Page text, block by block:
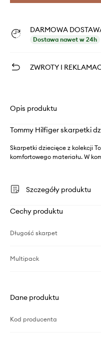
DARMOWA
Dostawa nawet w 24h
ZWROTY I
Opis produktu
Tommy Hilfiger skarpetki
Skarpetki dziecięce z kolekcji
komfortowego materiału. W
Szczegóły produktu
Cechy produktu
Długość skarpet
Multipack
Dane produktu
Kod producenta